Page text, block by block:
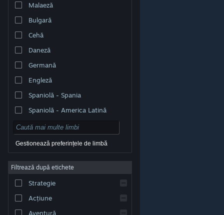
© Valve Corporation. Toate drepturile rezervate. Toate
respectivi în SUA și celelalte țări.
Acordul Steam pentru abonați
Cookie-uri
Malaeză
Bulgară
Cehă
Daneză
Germană
Engleză
Spaniolă - Spania
Spaniolă - America Latină
Gestionează preferințele de limbă
Filtrează după etichete
Strategie
Acțiune
Aventură